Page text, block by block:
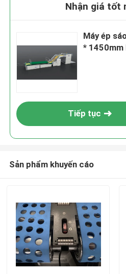
Nhận giá tốt
Máy ép
* 1450mm
Tiếp tục
Sản phẩm khuyến cáo